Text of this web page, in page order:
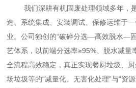
我们深耕有机固废处理领域多年，
造、系统集成、安装调试、保修运维于
业。公司独创的“破碎分选—高效脱水—
艺体系，以前端分选率≥95%、脱水减量
全流程高效稳定，真正实现餐厨垃圾、
场垃圾等的“减量化、无害化处理”与“资